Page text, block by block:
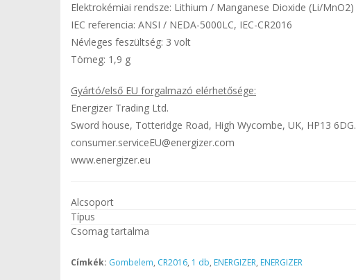
Elektrokémiai rendsze: Lithium / Manganese Dioxide (Li/MnO2)
IEC referencia: ANSI / NEDA-5000LC, IEC-CR2016
Névleges feszültség: 3 volt
Tömeg: 1,9 g
Gyártó/első EU forgalmazó elérhetősége:
Energizer Trading Ltd.
Sword house, Totteridge Road, High Wycombe, UK, HP13 6DG.
consumer.serviceEU@energizer.com
www.energizer.eu
Alcsoport
Típus
Csomag tartalma
Címkék: Gombelem, CR2016, 1 db, ENERGIZER, ENERGIZER